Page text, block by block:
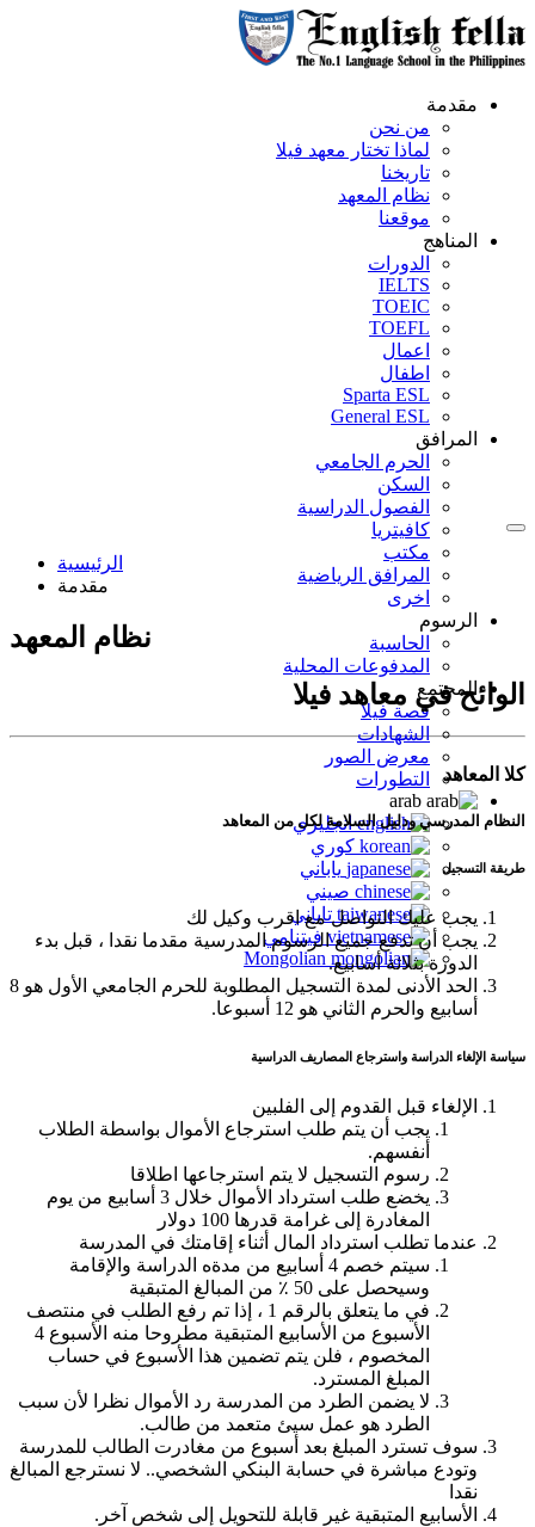
مقدمة
من نحن
لماذا تختار معهد فيلا
تاريخنا
نظام المعهد
موقعنا
المناهج
الدورات
IELTS
TOEIC
TOEFL
اعمال
اطفال
Sparta ESL
General ESL
المرافق
الحرم الجامعي
السكن
الفصول الدراسية
كافيتريا
مكتب
المرافق الرياضية
اخرى
الرسوم
الحاسبة
المدفوعات المحلية
المجتمع
قصة فيلا
الشهادات
معرض الصور
التطورات
arab
انجليزي
كوري
ياباني
صيني
تاياني
فيتنامي
Mongolian
الرئيسية
مقدمة
نظام المعهد
الوائح في معاهد فيلا
كلا المعاهد
النظام المدرسي ودليل السلامة لكل من المعاهد
طريقة التسجيل
يجب عليك التواصل مع اقرب وكيل لك
يجب أن تدفع جميع الرسوم المدرسية مقدما نقدا ، قبل بدء
الدورة بثلاثة أسابيع.
الحد الأدنى لمدة التسجيل المطلوبة للحرم الجامعي الأول هو 8
أسابيع والحرم الثاني هو 12 أسبوعا.
سياسة الإلغاء الدراسة واسترجاع المصاريف الدراسية
الإلغاء قبل القدوم إلى الفلبين
يجب أن يتم طلب استرجاع الأموال بواسطة الطلاب
أنفسهم.
رسوم التسجيل لا يتم استرجاعها اطلاقا
يخضع طلب استرداد الأموال خلال 3 أسابيع من يوم
المغادرة إلى غرامة قدرها 100 دولار
عندما تطلب استرداد المال أثناء إقامتك في المدرسة
سيتم خصم 4 أسابيع من مدةه الدراسة والإقامة
وسيحصل على 50 ٪ من المبالغ المتبقية
في ما يتعلق بالرقم 1 ، إذا تم رفع الطلب في منتصف
الأسبوع من الأسابيع المتبقية مطروحا منه الأسبوع 4
المخصوم ، فلن يتم تضمين هذا الأسبوع في حساب
المبلغ المسترد.
لا يضمن الطرد من المدرسة رد الأموال نظرا لأن سبب
الطرد هو عمل سيئ متعمد من طالب.
سوف تسترد المبلغ بعد أسبوع من مغادرت الطالب للمدرسة
وتودع مباشرة في حسابة البنكي الشخصي.. لا نسترجع المبالغ
نقدا
الأسابيع المتبقية غير قابلة للتحويل إلى شخص آخر.